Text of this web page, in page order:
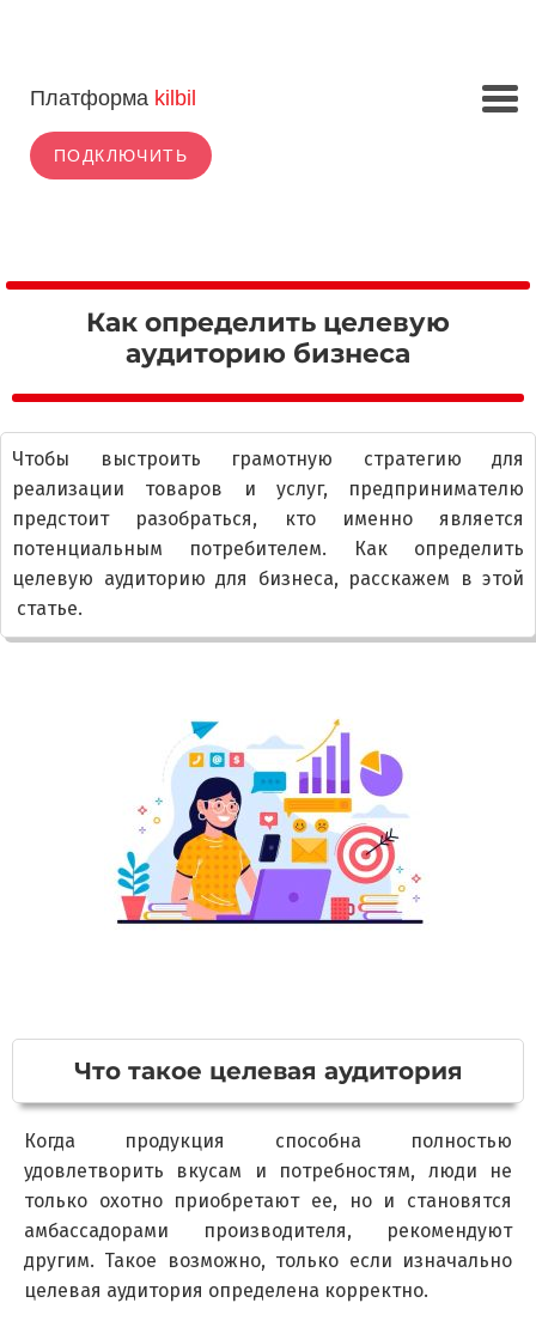
Платформа kilbil
ПОДКЛЮЧИТЬ
Как определить целевую
аудиторию бизнеса
Чтобы выстроить грамотную стратегию для
реализации товаров и услуг, предпринимателю
предстоит разобраться, кто именно является
потенциальным потребителем. Как определить
целевую аудиторию для бизнеса, расскажем в этой
статье.
Что такое целевая аудитория
Когда продукция способна полностью
удовлетворить вкусам и потребностям, люди не
только охотно приобретают ее, но и становятся
амбассадорами производителя, рекомендуют
другим. Такое возможно, только если изначально
целевая аудитория определена корректно.